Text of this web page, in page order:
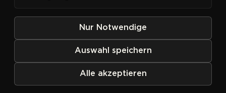
Nur Notwendige
Auswahl speichern
Alle akzeptieren